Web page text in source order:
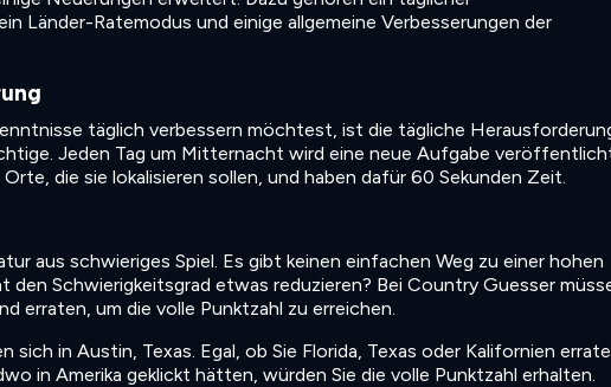
Länder-Ratemodus und einige allgemeine Verbesserungen der
täglich verbessern möchtest, ist die tägliche
Jeden Tag um Mitternacht wird eine neue Aufgabe
die sie lokalisieren sollen, und haben dafür 60 Sekunden Zeit.
aus schwieriges Spiel. Es gibt keinen einfachen Weg zu einer hohen
den Schwierigkeitsgrad etwas reduzieren? Bei Country Guesser
erraten, um die volle Punktzahl zu erreichen.
sich in Austin, Texas. Egal, ob Sie Florida, Texas oder Kalifornien
in Amerika geklickt hätten, würden Sie die volle Punktzahl erhalten.